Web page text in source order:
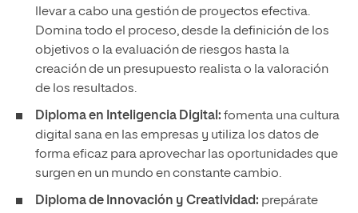
llevar a cabo una gestión de proyectos efectiva.
Domina todo el proceso, desde la definición de los
objetivos o la evaluación de riesgos hasta la
creación de un presupuesto realista o la valoración
de los resultados.
Diploma en Inteligencia Digital: fomenta una cultura
digital sana en las empresas y utiliza los datos de
forma eficaz para aprovechar las oportunidades que
surgen en un mundo en constante cambio.
Diploma de Innovación y Creatividad: prepárate